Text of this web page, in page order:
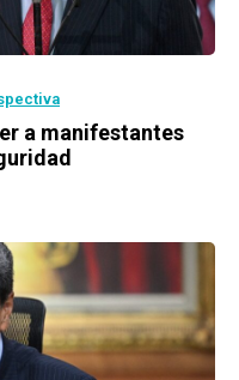
a manifestantes